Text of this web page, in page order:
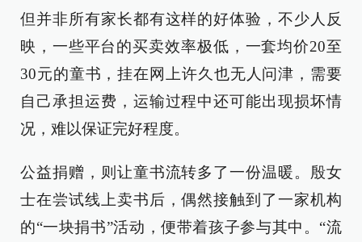
但并非所有家长都有这样的好体验，不少人反
映，一些平台的买卖效率极低，一套均价20至
30元的童书，挂在网上许久也无人问津，需要
自己承担运费，运输过程中还可能出现损坏情
况，难以保证完好程度。
公益捐赠，则让童书流转多了一份温暖。殷女
士在尝试线上卖书后，偶然接触到了一家机构
的“一块捐书”活动，便带着孩子参与其中。“流